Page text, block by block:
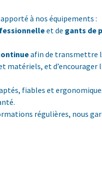
à nos équipements :
et de gants de
afin de transmettre
matériels, et d’encourager
fiables et
régulières, nous